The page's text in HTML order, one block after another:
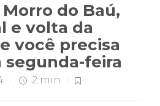
do Baú,
e volta da
você precisa
segunda-feira
2 min